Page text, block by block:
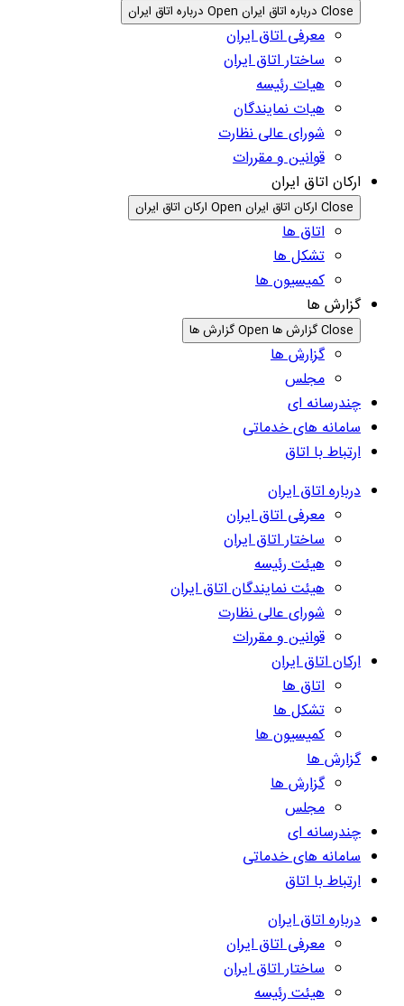
Close درباره اتاق ایران Open درباره اتاق ایران
معرفی اتاق ایران
ساختار اتاق ایران
هیات رئیسه
هیات نمایندگان
شورای عالی نظارت
قوانین و مقررات
ارکان اتاق ایران
Close ارکان اتاق ایران Open ارکان اتاق ایران
اتاق ها
تشکل ها
کمیسیون ها
گزارش ها
Close گزارش ها Open گزارش ها
گزارش ها
مجلس
چندرسانه ای
سامانه های خدماتی
ارتباط با اتاق
درباره اتاق ایران
معرفی اتاق ایران
ساختار اتاق ایران
هیئت رئیسه
هیئت نمایندگان اتاق ایران
شورای عالی نظارت
قوانین و مقررات
ارکان اتاق ایران
اتاق ها
تشکل ها
کمیسیون ها
گزارش ها
گزارش ها
مجلس
چندرسانه ای
سامانه های خدماتی
ارتباط با اتاق
درباره اتاق ایران
معرفی اتاق ایران
ساختار اتاق ایران
هیئت رئیسه